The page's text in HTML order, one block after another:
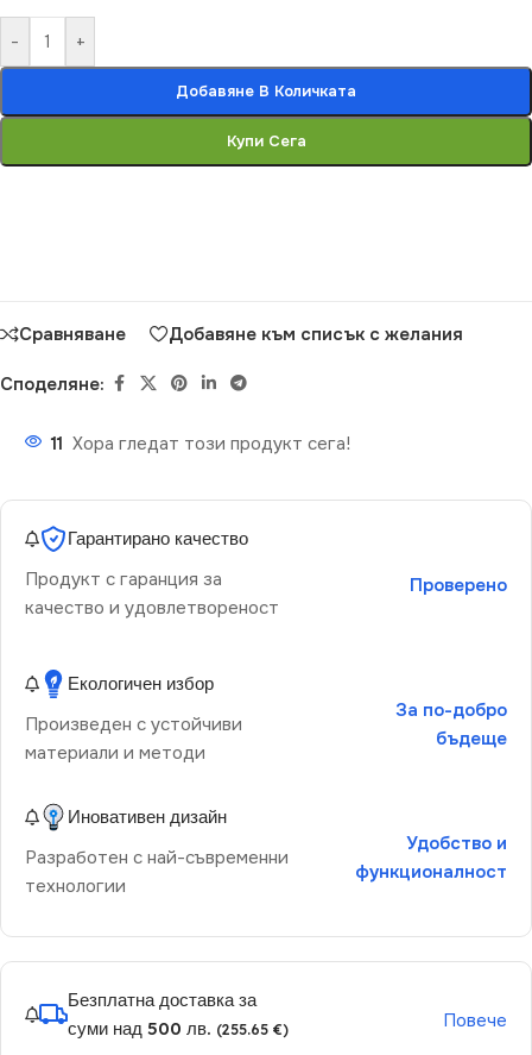
- +
Добавяне В Количката
Купи Сега
Сравняване Добавяне към списък с желания
Споделяне:
11 Хора гледат този продукт сега!
Гарантирано качество
Продукт с гаранция за
качество и удовлетвореност
Проверено
Екологичен избор
Произведен с устойчиви
материали и методи
За по-добро
бъдеще
Иновативен дизайн
Разработен с най-съвременни
технологии
Удобство и
функционалност
Безплатна доставка за
суми над 500 лв. (255.65 €) Повече